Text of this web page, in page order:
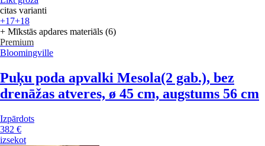
citas varianti
+17+18
+ Mīkstās apdares materiāls (6)
Premium
Bloomingville
Puķu poda apvalki Mesola(2 gab.), bez
drenāžas atveres, ø 45 cm, augstums 56 cm
Izpārdots
382 €
izsekot